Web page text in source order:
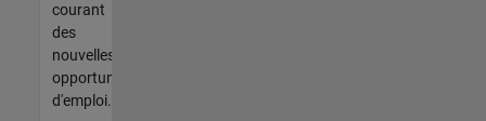
courant
des
nouvelles
opportunités
d'emploi.